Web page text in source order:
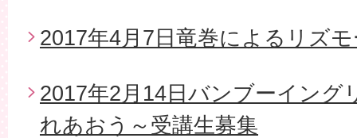
2017年4月7日竜巻によるリズ
2017年2月14日バンブーイング
れあおう～受講生募集